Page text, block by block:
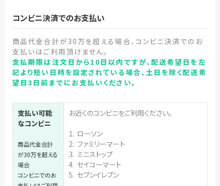
コンビニ決済でのお支払い
商品代金合計が30万を超える場合、コンビニ決済でのお
支払いはご利用頂けません。
支払期限は注文日から10日以内ですが、配送希望日を左
記より短い日時を設定されている場合、土日を除く配送希
望日3日前までにお支払いください。
支払い可能
なコンビニ
商品代金合計
が30万を超える
場合
コンビニでのお
お近くのコンビニをご利用ください。
1. ローソン
2. ファミリーマート
3. ミニストップ
4. セイコーマート
5. セブンイレブン